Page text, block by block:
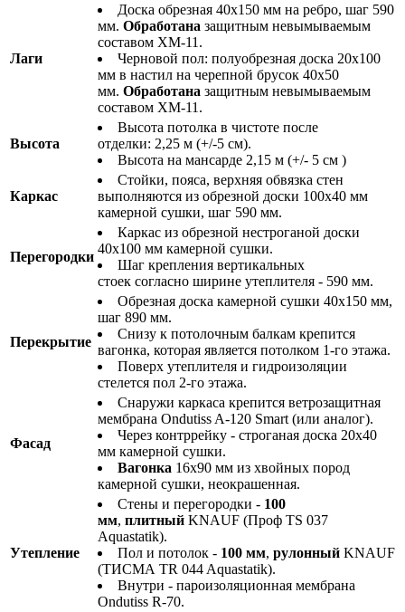
Лаги
Доска обрезная 40х150 мм на ребро, шаг 590
мм. Обработана защитным невымываемым
составом ХМ-11.
Черновой пол: полуобрезная доска 20х100
мм в настил на черепной брусок 40х50
мм. Обработана защитным невымываемым
составом ХМ-11.
Высота
Высота потолка в чистоте после
отделки: 2,25 м (+/-5 см).
Высота на мансарде 2,15 м (+/- 5 см )
Каркас
Стойки, пояса, верхняя обвязка стен
выполняются из обрезной доски 100х40 мм
камерной сушки, шаг 590 мм.
Перегородки
Каркас из обрезной нестроганой доски
40х100 мм камерной сушки.
Шаг крепления вертикальных
стоек согласно ширине утеплителя - 590 мм.
Перекрытие
Обрезная доска камерной сушки 40х150 мм,
шаг 890 мм.
Снизу к потолочным балкам крепится
вагонка, которая является потолком 1-го этажа.
Поверх утеплителя и гидроизоляции
стелется пол 2-го этажа.
Фасад
Снаружи каркаса крепится ветрозащитная
мембрана Ondutiss A-120 Smart (или аналог).
Через контррейку - строганая доска 20х40
мм камерной сушки.
Вагонка 16х90 мм из хвойных пород
камерной сушки, неокрашенная.
Утепление
Стены и перегородки - 100
мм, плитный KNAUF (Проф TS 037
Aquastatik).
Пол и потолок - 100 мм, рулонный KNAUF
(ТИСМА TR 044 Aquastatik).
Внутри - пароизоляционная мембрана
Ondutiss R-70.